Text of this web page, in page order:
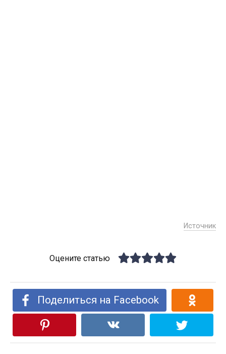
Источник
Оцените статью
Поделиться на Facebook